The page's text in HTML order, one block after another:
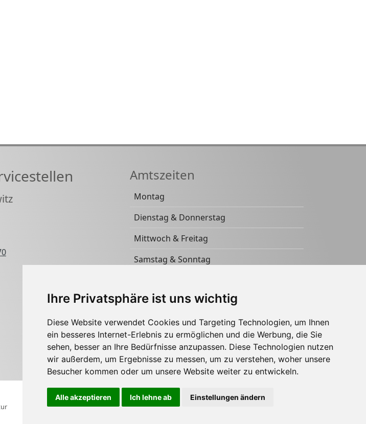
Ihre Privatsphäre ist uns wichtig
Diese Website verwendet Cookies und Targeting Technologien, um Ihnen
ein besseres Internet-Erlebnis zu ermöglichen und die Werbung, die Sie
sehen, besser an Ihre Bedürfnisse anzupassen. Diese Technologien nutzen
wir außerdem, um Ergebnisse zu messen, um zu verstehen, woher unsere
Besucher kommen oder um unsere Website weiter zu entwickeln.
Alle akzeptieren Ich lehne ab Einstellungen ändern
Amtszeiten
Montag
Dienstag & Donnerstag
Mittwoch & Freitag
Samstag & Sonntag